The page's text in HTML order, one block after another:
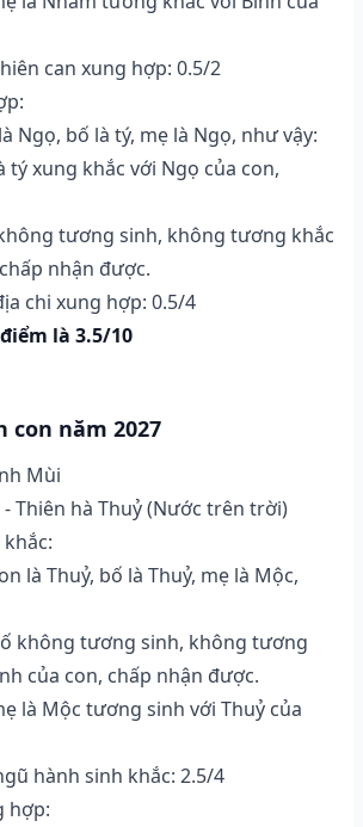
can xung hợp: 0.5/2
Ngọ, bố là tý, mẹ là Ngọ, như vậy:
tý xung khắc với Ngọ của con,
tương sinh, không tương khắc
nhận được.
chi xung hợp: 0.5/4
là 3.5/10
con năm 2027
Mùi
Thiên hà Thuỷ (Nước trên trời)
là Thuỷ, bố là Thuỷ, mẹ là Mộc,
không tương sinh, không tương
của con, chấp nhận được.
là Mộc tương sinh với Thuỷ của
hành sinh khắc: 2.5/4
hợp: